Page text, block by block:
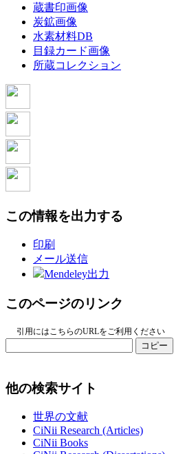
蔵書印画像
炭鉱画像
水素材料DB
目録カード画像
所蔵コレクション
この情報を出力する
印刷
メール送信
Mendeley出力
このページのリンク
引用にはこちらのURLをご利用ください
コピー
他の検索サイト
世界の文献
CiNii Research (Articles)
CiNii Books